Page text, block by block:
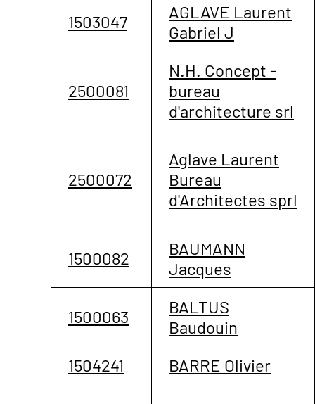
1503047
AGLAVE Laurent
Gabriel J
2500081
N.H. Concept -
bureau
d'architecture srl
2500072
Aglave Laurent
Bureau
d'Architectes sprl
1500082
BAUMANN
Jacques
1500063
BALTUS
Baudouin
1504241
BARRE Olivier